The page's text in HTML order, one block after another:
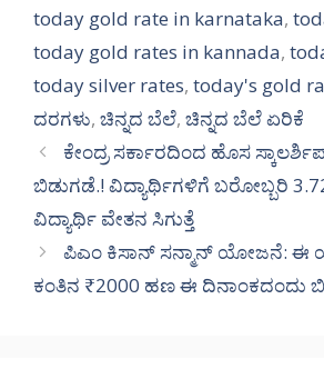
today gold rate in karnataka,
today gold rates in kannada,
today silver rates, today's gold
ದರಗಳು, ಚಿನ್ನದ ಬೆಲೆ, ಚಿನ್ನದ ಬೆಲೆ ಏರಿಕೆ
ಕೇಂದ್ರ ಸರ್ಕಾರದಿಂದ ಹೊಸ
ಬಿಡುಗಡೆ.! ವಿದ್ಯಾರ್ಥಿಗಳಿಗೆ ಬರೋಬ್ಬರಿ
ವಿದ್ಯಾರ್ಥಿ ವೇತನ ಸಿಗುತ್ತೆ
ಪಿಎಂ ಕಿಸಾನ್ ಸನ್ಮಾನ್ ಯೋಜನೆ: ಈ
ಕಂತಿನ ₹2000 ಹಣ ಈ ದಿನಾಂಕದಂದು